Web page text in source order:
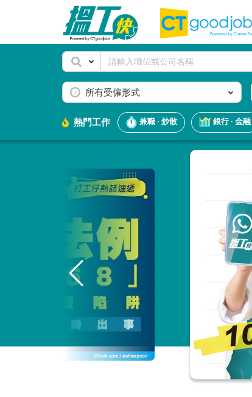
所有受僱形式
熱門工作 兼職 · 炒散 銀行 · 金融